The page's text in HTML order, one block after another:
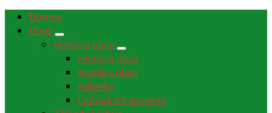
Domov
Obec
História obce
História obce
Kronika obce
Paberky
Ľudová zdravoveda